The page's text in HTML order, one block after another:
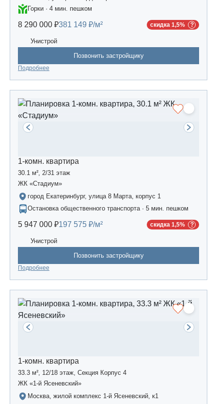
Горки · 4 мин. пешком
8 290 000 ₽381 149 ₽/м² скидка 1,5%
Унистрой
Позвонить застройщику
Подробнее
1-комн. квартира
30.1 м², 2/31 этаж
ЖК «Стадиум»
город Екатеринбург, улица 8 Марта, корпус 1
Остановка общественного транспорта · 5 мин. пешком
5 947 000 ₽197 575 ₽/м² скидка 1,5%
Унистрой
Позвонить застройщику
Подробнее
1-комн. квартира
33.3 м², 12/18 этаж, Секция Корпус 4
ЖК «1-й Ясеневский»
Москва, жилой комплекс 1-й Ясеневский, к1